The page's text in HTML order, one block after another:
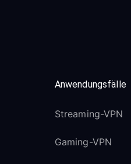
Anwendungsfälle
Streaming-VPN
Gaming-VPN